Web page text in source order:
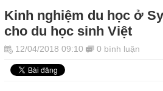
Kinh nghiệm du học ở
cho du học sinh Việt
12/04/2018 09:10 0 bình luận